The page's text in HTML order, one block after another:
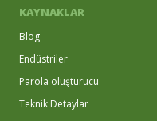
KAYNAKLAR
Blog
Endüstriler
Parola oluşturucu
Teknik Detaylar